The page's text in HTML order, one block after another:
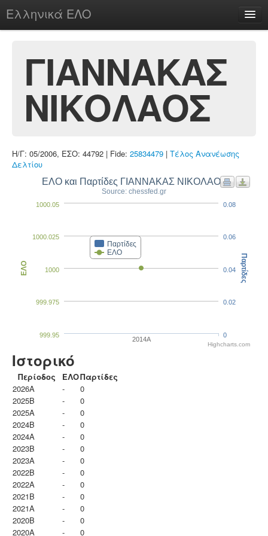
Ελληνικά ΕΛΟ
chesstu.be @ discord
Login
ΓΙΑΝΝΑΚΑΣ
ΝΙΚΟΛΑΟΣ
Η/Γ: 05/2006, ΕΣΟ: 44792 | Fide: 25834479 | Τέλος Ανανέωσης
Δελτίου
ΕΛΟ και Παρτίδες ΓΙΑΝΝΑΚΑΣ ΝΙΚΟΛΑΟΣ
Source: chessfed.gr
Παρτίδες
ΕΛΟ
2014A
999.95
999.975
1000
1000.025
1000.05
ΕΛΟ
0
0.02
0.04
0.06
0.08
Παρτίδες
Highcharts.com
Ιστορικό
Περίοδος ΕΛΟΠαρτίδες
2026A
-
0
2025B
-
0
2025A
-
0
2024B
-
0
2024A
-
0
2023B
-
0
2023Α
-
0
2022B
-
0
2022A
-
0
2021B
-
0
2021A
-
0
2020B
-
0
2020A
- 0